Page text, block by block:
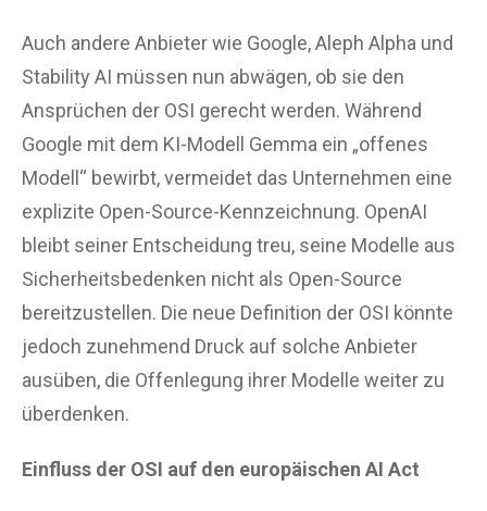
Auch andere Anbieter wie Google, Aleph Alpha und
Stability AI müssen nun abwägen, ob sie den
Ansprüchen der OSI gerecht werden. Während
Google mit dem KI-Modell Gemma ein „offenes
Modell“ bewirbt, vermeidet das Unternehmen eine
explizite Open-Source-Kennzeichnung. OpenAI
bleibt seiner Entscheidung treu, seine Modelle aus
Sicherheitsbedenken nicht als Open-Source
bereitzustellen. Die neue Definition der OSI könnte
jedoch zunehmend Druck auf solche Anbieter
ausüben, die Offenlegung ihrer Modelle weiter zu
überdenken.
Einfluss der OSI auf den europäischen AI Act